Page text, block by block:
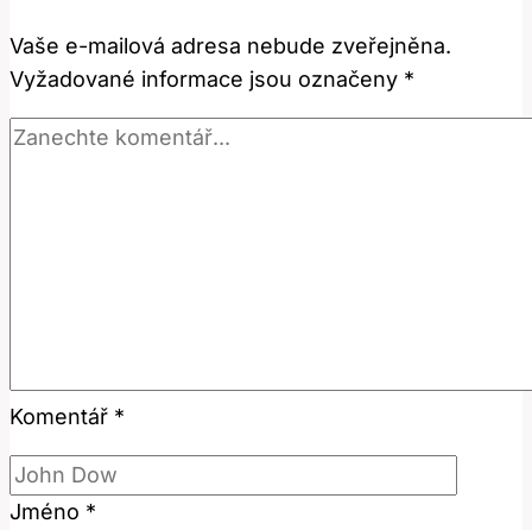
v
češtině?
Vaše e-mailová adresa nebude zveřejněna.
Vyžadované informace jsou označeny *
Komentář *
Jméno *